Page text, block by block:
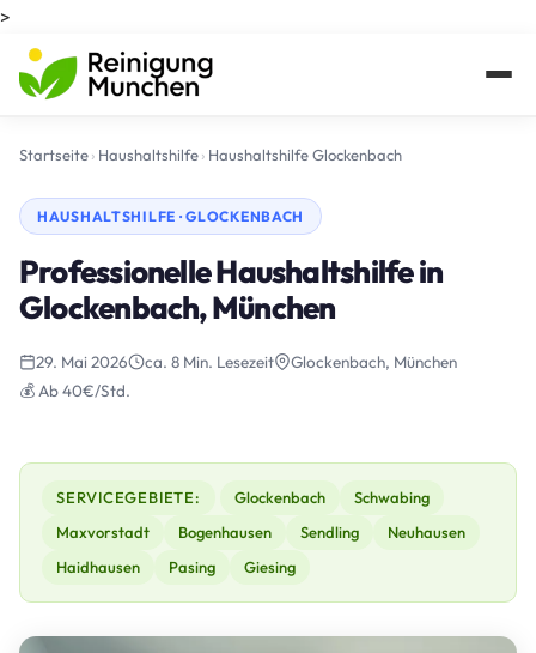
>
Startseite› Haushaltshilfe› Haushaltshilfe Glockenbach
HAUSHALTSHILFE · GLOCKENBACH
Professionelle Haushaltshilfe in
Glockenbach, München
29. Mai 2026 ca. 8 Min. Lesezeit
Glockenbach, München
💰 Ab 40€/Std.
SERVICEGEBIETE: Glockenbach
Schwabing
Maxvorstadt
Bogenhausen Sendling
Neuhausen
Haidhausen
Pasing Giesing